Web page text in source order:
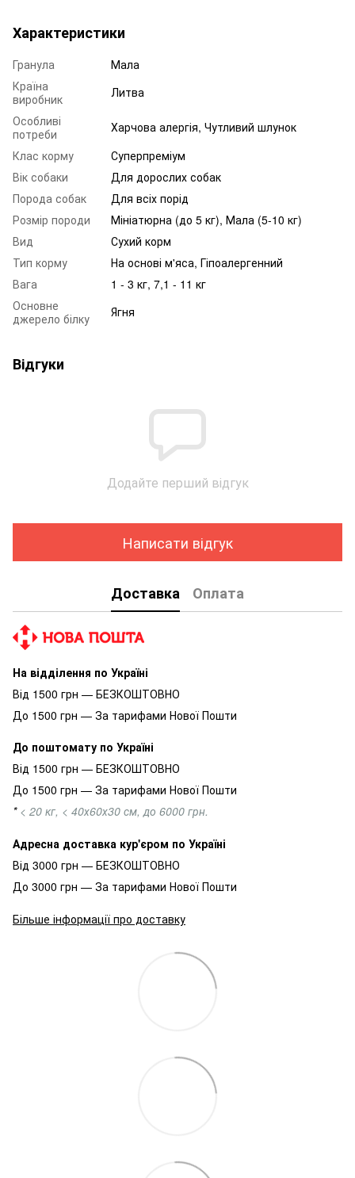
Характеристики
Гранула
Мала
Країна
виробник
Литва
Особливі
потреби
Харчова алергія, Чутливий шлунок
Клас корму
Суперпреміум
Вік собаки
Для дорослих собак
Порода собак
Для всіх порід
Розмір породи
Мініатюрна (до 5 кг), Мала (5-10 кг)
Вид
Сухий корм
Тип корму
На основі м'яса, Гіпоалергенний
Вага
1 - 3 кг, 7,1 - 11 кг
Основне
джерело білку
Ягня
Відгуки
Додайте перший відгук
Написати відгук
Доставка Оплата
На відділення по Україні
Від 1500 грн — БЕЗКОШТОВНО
До 1500 грн — За тарифами Нової Пошти
До поштомату по Україні
Від 1500 грн — БЕЗКОШТОВНО
До 1500 грн — За тарифами Нової Пошти
* < 20 кг, < 40х60х30 см, до 6000 грн.
Адресна доставка кур'єром по Україні
Від 3000 грн — БЕЗКОШТОВНО
До 3000 грн — За тарифами Нової Пошти
Більше інформації про доставку